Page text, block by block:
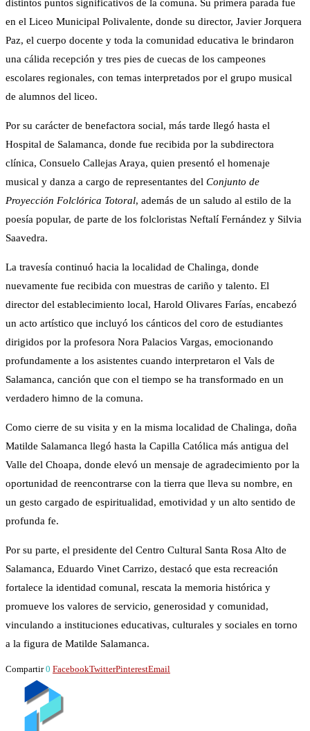
distintos puntos significativos de la comuna. Su primera parada fue
en el Liceo Municipal Polivalente, donde su director, Javier Jorquera
Paz, el cuerpo docente y toda la comunidad educativa le brindaron
una cálida recepción y tres pies de cuecas de los campeones
escolares regionales, con temas interpretados por el grupo musical
de alumnos del liceo.
Por su carácter de benefactora social, más tarde llegó hasta el
Hospital de Salamanca, donde fue recibida por la subdirectora
clínica, Consuelo Callejas Araya, quien presentó el homenaje
musical y danza a cargo de representantes del Conjunto de
Proyección Folclórica Totoral, además de un saludo al estilo de la
poesía popular, de parte de los folcloristas Neftalí Fernández y Silvia
Saavedra.
La travesía continuó hacia la localidad de Chalinga, donde
nuevamente fue recibida con muestras de cariño y talento. El
director del establecimiento local, Harold Olivares Farías, encabezó
un acto artístico que incluyó los cánticos del coro de estudiantes
dirigidos por la profesora Nora Palacios Vargas, emocionando
profundamente a los asistentes cuando interpretaron el Vals de
Salamanca, canción que con el tiempo se ha transformado en un
verdadero himno de la comuna.
Como cierre de su visita y en la misma localidad de Chalinga, doña
Matilde Salamanca llegó hasta la Capilla Católica más antigua del
Valle del Choapa, donde elevó un mensaje de agradecimiento por la
oportunidad de reencontrarse con la tierra que lleva su nombre, en
un gesto cargado de espiritualidad, emotividad y un alto sentido de
profunda fe.
Por su parte, el presidente del Centro Cultural Santa Rosa Alto de
Salamanca, Eduardo Vinet Carrizo, destacó que esta recreación
fortalece la identidad comunal, rescata la memoria histórica y
promueve los valores de servicio, generosidad y comunidad,
vinculando a instituciones educativas, culturales y sociales en torno
a la figura de Matilde Salamanca.
Compartir 0 FacebookTwitterPinterestEmail